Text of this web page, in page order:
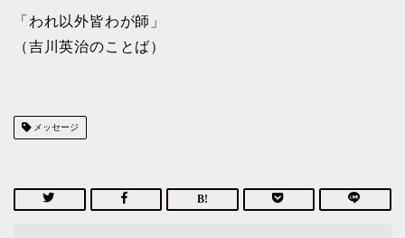
「われ以外皆わが師」
（吉川英治のことば）
メッセージ